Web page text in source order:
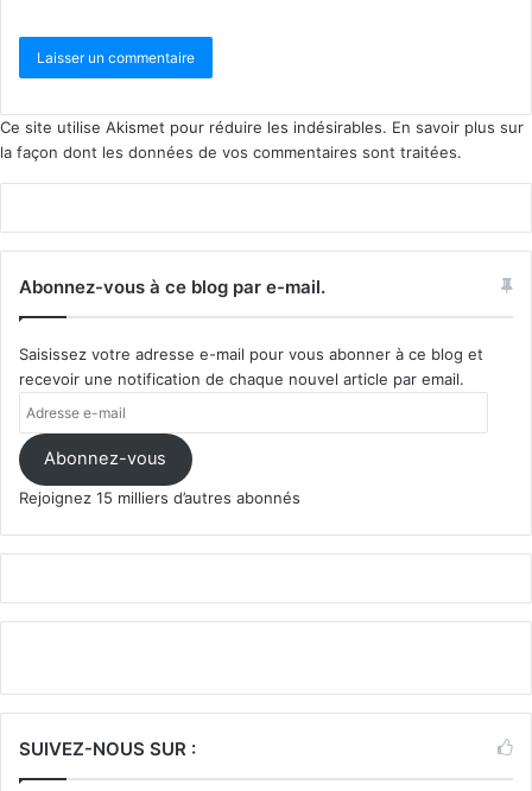
Ce site utilise Akismet pour réduire les indésirables. En savoir plus sur
la façon dont les données de vos commentaires sont traitées.
Abonnez-vous à ce blog par e-mail.
Saisissez votre adresse e-mail pour vous abonner à ce blog et
recevoir une notification de chaque nouvel article par email.
mail Abonnez-vous
Rejoignez 15 milliers d’autres abonnés
SUIVEZ-NOUS SUR :